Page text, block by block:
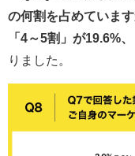
の何割を占めています
「4～5割」が19.6%
りました。